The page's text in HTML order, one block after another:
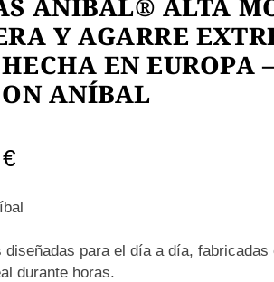
ANÍBAL® ALTA
Y AGARRE
EN EUROPA
ANÍBAL
€El
es:
para el día a día, fabricadas
durante horas.